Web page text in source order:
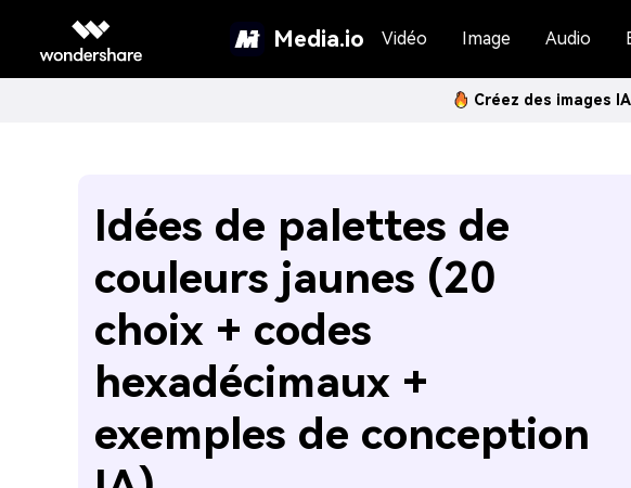
Media.io Vidéo Image Audio
Créez des images
Idées de palettes de
couleurs jaunes (20
choix + codes
hexadécimaux +
exemples de conception